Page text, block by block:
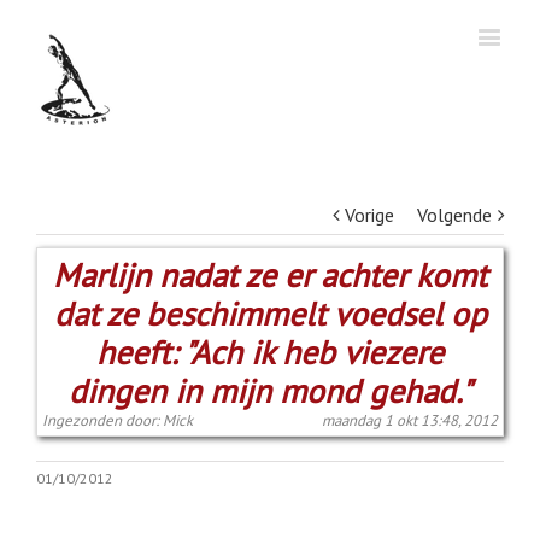
Vorige Volgende
Marlijn nadat ze er achter komt
dat ze beschimmelt voedsel op
heeft: "Ach ik heb viezere
dingen in mijn mond gehad."
Ingezonden door: Mick maandag 1 okt 13:48, 2012
01/10/2012